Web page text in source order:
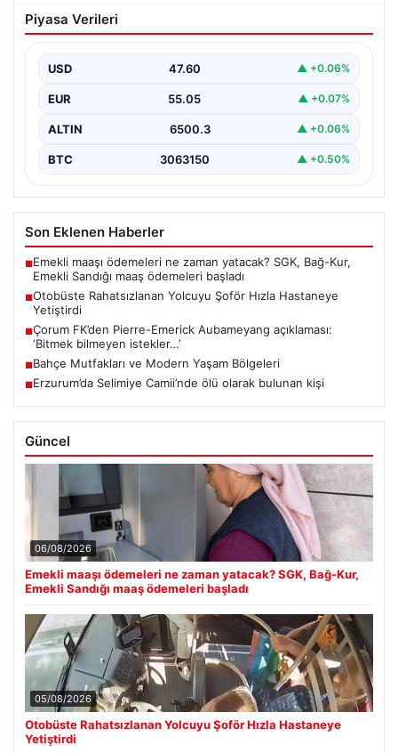
Otobüste Rahatsızlanan Yolcuyu Şoför
Hızla Hastaneye Yetiştirdi
yoğun olarak sağlandığı halk otobüslerinde, zaman
zaman acil…
Piyasa Verileri
USD 47.60 ▲ +0.06%
EUR 55.05 ▲ +0.07%
ALTIN 6500.3 ▲ +0.06%
BTC 3063150 ▲ +0.50%
Son Eklenen Haberler
■Emekli maaşı ödemeleri ne zaman yatacak? SGK, Bağ-Kur,
Emekli Sandığı maaş ödemeleri başladı
■Otobüste Rahatsızlanan Yolcuyu Şoför Hızla Hastaneye
Yetiştirdi
■Çorum FK’den Pierre-Emerick Aubameyang açıklaması:
‘Bitmek bilmeyen istekler…’
■Bahçe Mutfakları ve Modern Yaşam Bölgeleri
■Erzurum’da Selimiye Camii’nde ölü olarak bulunan kişi
Güncel
06/08/2026
Emekli maaşı ödemeleri ne zaman yatacak? SGK, Bağ-Kur,
Emekli Sandığı maaş ödemeleri başladı
05/08/2026
Otobüste Rahatsızlanan Yolcuyu Şoför Hızla Hastaneye
Yetiştirdi